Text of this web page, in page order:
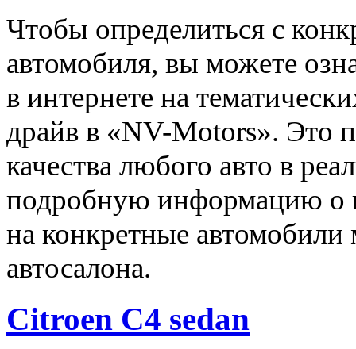
Чтобы определиться с
автомобиля, вы можете
в интернете на
драйв в «NV-Motors». Это
качества любого авто в
подробную информацию о
на конкретные
автосалона.
Citroen C4 sedan